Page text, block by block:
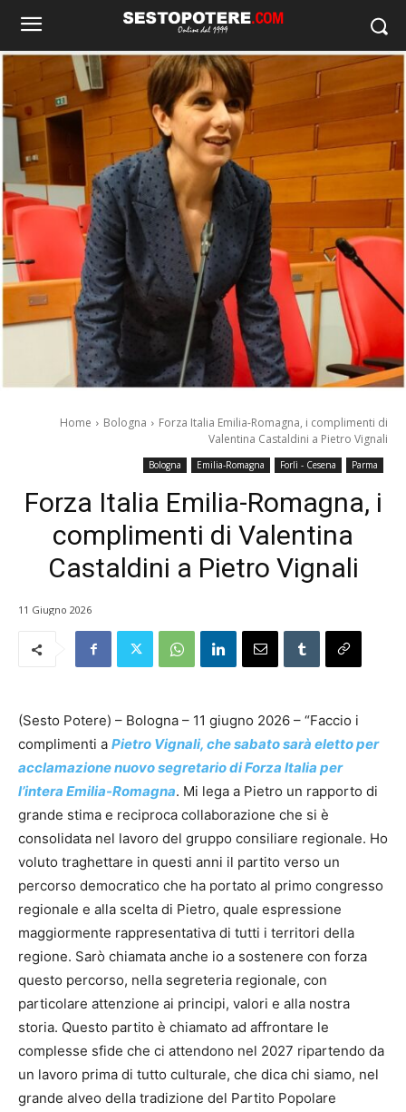
Home Bologna
Forza Italia Emilia-Romagna, i complimenti di
Valentina Castaldini a Pietro Vignali
Bologna Emilia-Romagna Forlì - Cesena Parma
Forza Italia Emilia-Romagna, i
complimenti di Valentina
Castaldini a Pietro Vignali
11 Giugno 2026
(Sesto Potere) – Bologna – 11 giugno 2026 – “Faccio i
complimenti a Pietro Vignali, che sabato sarà eletto per
acclamazione nuovo segretario di Forza Italia per
l’intera Emilia-Romagna. Mi lega a Pietro un rapporto di
grande stima e reciproca collaborazione che si è
consolidata nel lavoro del gruppo consiliare regionale. Ho
voluto traghettare in questi anni il partito verso un
percorso democratico che ha portato al primo congresso
regionale e alla scelta di Pietro, quale espressione
maggiormente rappresentativa di tutti i territori della
regione. Sarò chiamata anche io a sostenere con forza
questo percorso, nella segreteria regionale, con
particolare attenzione ai principi, valori e alla nostra
storia. Questo partito è chiamato ad affrontare le
complesse sfide che ci attendono nel 2027 ripartendo da
un lavoro prima di tutto culturale, che dica chi siamo, nel
grande alveo della tradizione del Partito Popolare